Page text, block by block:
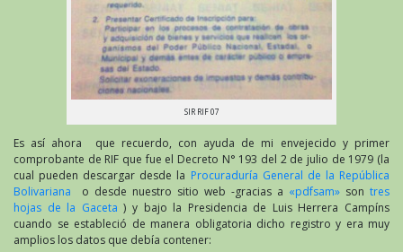
SIR RIF 07
Es así ahora que recuerdo, con ayuda de mi envejecido y primer
comprobante de RIF que fue el Decreto N° 193 del 2 de julio de 1979 (la
cual pueden descargar desde la Procuraduría General de la República
Bolivariana o desde nuestro sitio web -gracias a «pdfsam» son tres
hojas de la Gaceta ) y bajo la Presidencia de Luis Herrera Campíns
cuando se estableció de manera obligatoria dicho registro y era muy
amplios los datos que debía contener: